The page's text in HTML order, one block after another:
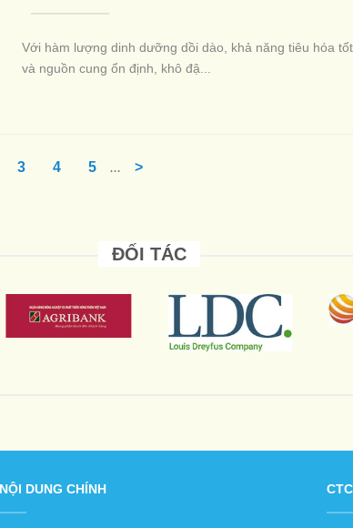
Với hàm lượng dinh dưỡng dồi dào, khả năng tiêu hóa tốt
và nguồn cung ổn định, khô đậ...
3 4 5 ... >
ĐỐI TÁC
NỘI DUNG CHÍNH